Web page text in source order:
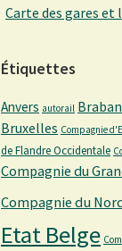
Carte des gares et
Étiquettes
Anvers autorail
Bruxelles Compagnie
de Flandre Occidentale
Compagnie du
Compagnie du
Etat Belge